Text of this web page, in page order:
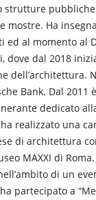
strutture
mostre. Ha
ed al momento al
dove dal 2018
dell’architettura.
Bank. Dal 2011
dedicato
realizzato una
di architettura
MAXXI di
di un
partecipato a